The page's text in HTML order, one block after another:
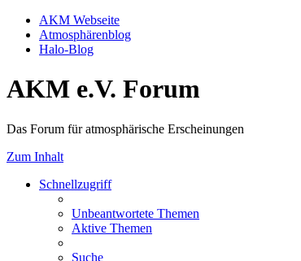
AKM Webseite
Atmosphärenblog
Halo-Blog
AKM e.V. Forum
Das Forum für atmosphärische Erscheinungen
Zum Inhalt
Schnellzugriff
Unbeantwortete Themen
Aktive Themen
Suche